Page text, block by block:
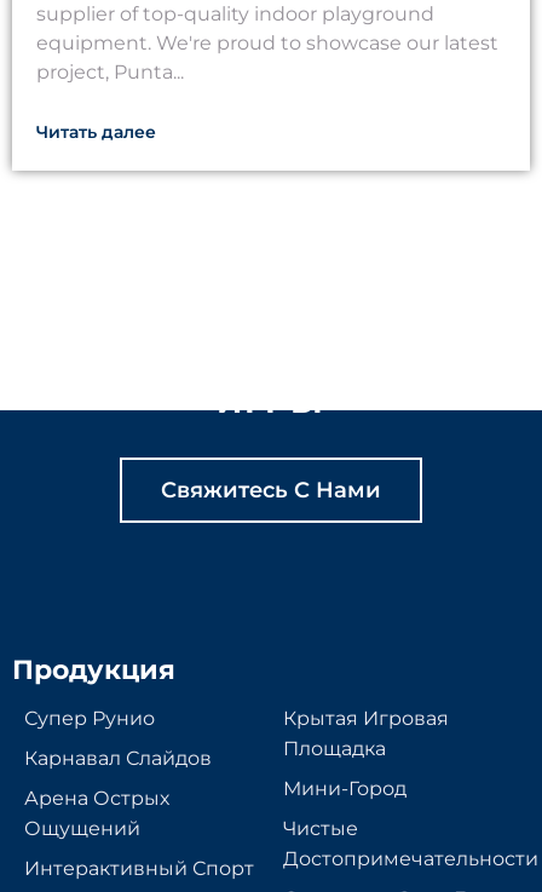
supplier of top-quality indoor playground
equipment. We're proud to showcase our latest
project, Punta...
Читать далее
ИГРЫ
Свяжитесь С Нами
Продукция
Супер Рунио
Карнавал Слайдов
Арена Острых
Ощущений
Интерактивный Спорт
Крытая Игровая
Площадка
Мини-Город
Чистые
Достопримечательности